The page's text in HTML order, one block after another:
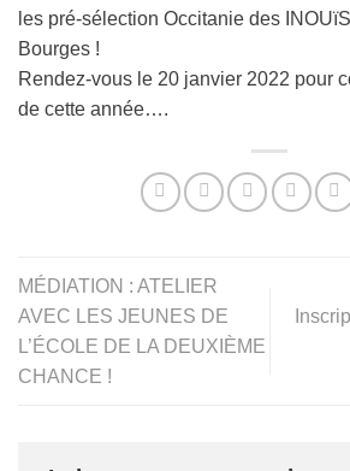
les pré-sélection Occitanie des
Bourges !
Rendez-vous le 20 janvier 2022 pour
de cette année….
MÉDIATION : ATELIER
AVEC LES JEUNES DE
L’ÉCOLE DE LA DEUXIÈME
CHANCE !